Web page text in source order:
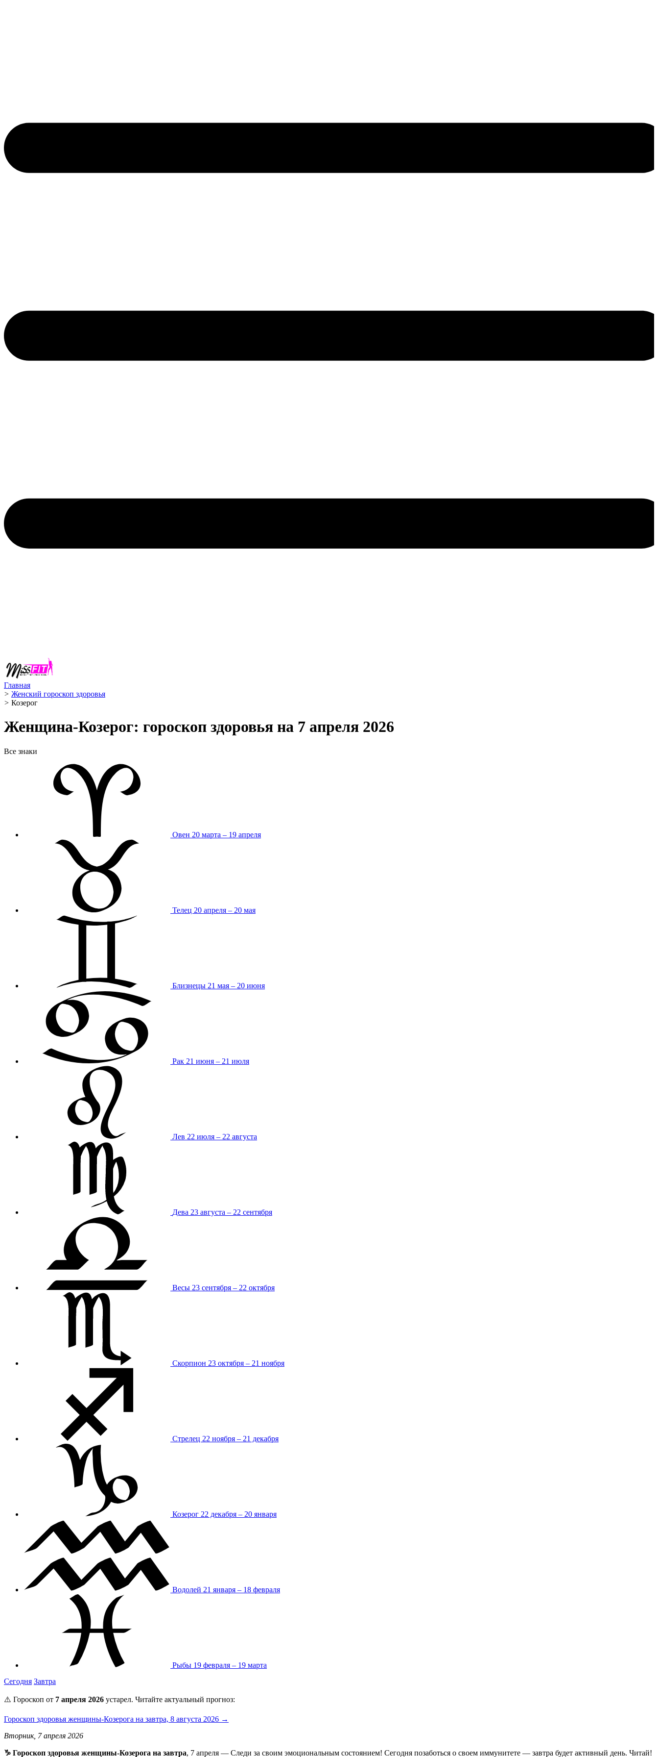
Главная
> Женский гороскоп здоровья
> Козерог ️
Женщина-Козерог: гороскоп здоровья на 7 апреля 2026
Все знаки
Овен 20 марта – 19 апреля
Телец 20 апреля – 20 мая
Близнецы 21 мая – 20 июня
Рак 21 июня – 21 июля
Лев 22 июля – 22 августа
Дева 23 августа – 22 сентября
Весы 23 сентября – 22 октября
Скорпион 23 октября – 21 ноября
Стрелец 22 ноября – 21 декабря
Козерог 22 декабря – 20 января
Водолей 21 января – 18 февраля
Рыбы 19 февраля – 19 марта
Сегодня Завтра
⚠️ Гороскоп от 7 апреля 2026 устарел. Читайте актуальный прогноз:
Гороскоп здоровья женщины-Козерога на завтра, 8 августа 2026 →
Вторник, 7 апреля 2026
♑️ Гороскоп здоровья женщины-Козерога на завтра, 7 апреля — Следи за своим эмоциональным состоянием! Сегодня позаботься о своем иммунитете — завтра будет активный день. Читай!